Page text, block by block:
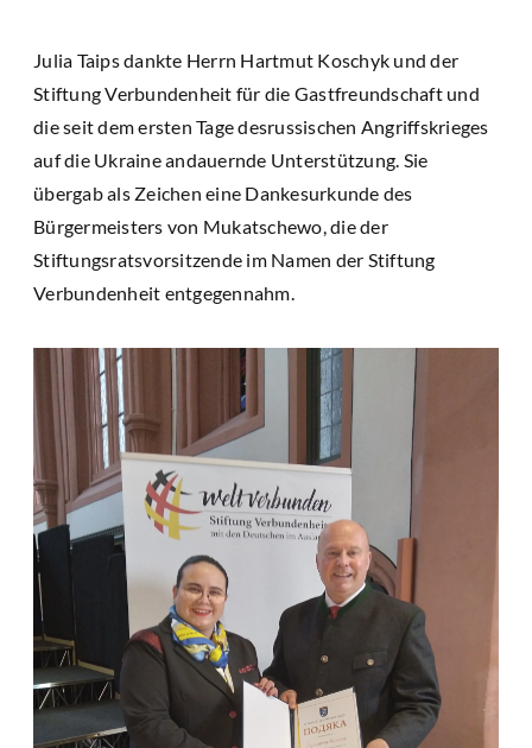
Julia Taips dankte Herrn Hartmut Koschyk und der
Stiftung Verbundenheit für die Gastfreundschaft und
die seit dem ersten Tage desrussischen Angriffskrieges
auf die Ukraine andauernde Unterstützung. Sie
übergab als Zeichen eine Dankesurkunde des
Bürgermeisters von Mukatschewo, die der
Stiftungsratsvorsitzende im Namen der Stiftung
Verbundenheit entgegennahm.